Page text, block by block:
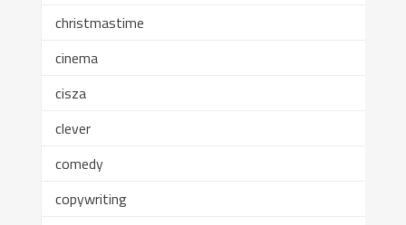
christmastime
cinema
cisza
clever
comedy
copywriting